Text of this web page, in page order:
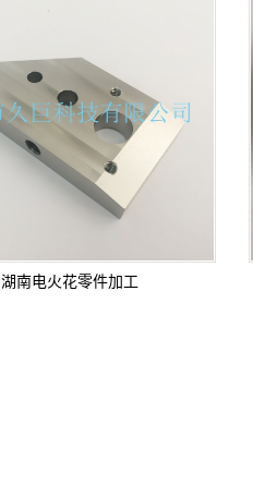
湖南电火花零件加工